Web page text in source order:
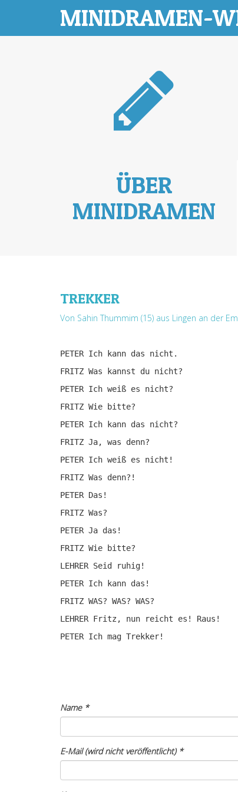
MINIDRAMEN-
ÜBER
MINIDRAMEN
TREKKER
Von Sahin Thummim (15) aus Lingen an der
PETER Ich kann das nicht.
FRITZ Was kannst du nicht?
PETER Ich weiß es nicht?
FRITZ Wie bitte?
PETER Ich kann das nicht?
FRITZ Ja, was denn?
PETER Ich weiß es nicht!
FRITZ Was denn?!
PETER Das!
FRITZ Was?
PETER Ja das!
FRITZ Wie bitte?
LEHRER Seid ruhig!
PETER Ich kann das!
FRITZ WAS? WAS? WAS?
LEHRER Fritz, nun reicht es! Raus!
PETER Ich mag Trekker!
Name*
E-Mail (wird nicht veröffentlicht)*